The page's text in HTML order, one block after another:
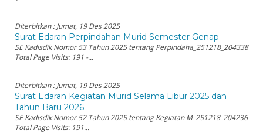
Diterbitkan :Jumat, 19 Des 2025
Surat Edaran Perpindahan Murid Semester Genap
SE Kadisdik Nomor 53 Tahun 2025 tentang Perpindaha_251218_204338
Total Page Visits: 191 -...
Diterbitkan :Jumat, 19 Des 2025
Surat Edaran Kegiatan Murid Selama Libur 2025 dan
Tahun Baru 2026
SE Kadisdik Nomor 52 Tahun 2025 tentang Kegiatan M_251218_204236
Total Page Visits: 191...